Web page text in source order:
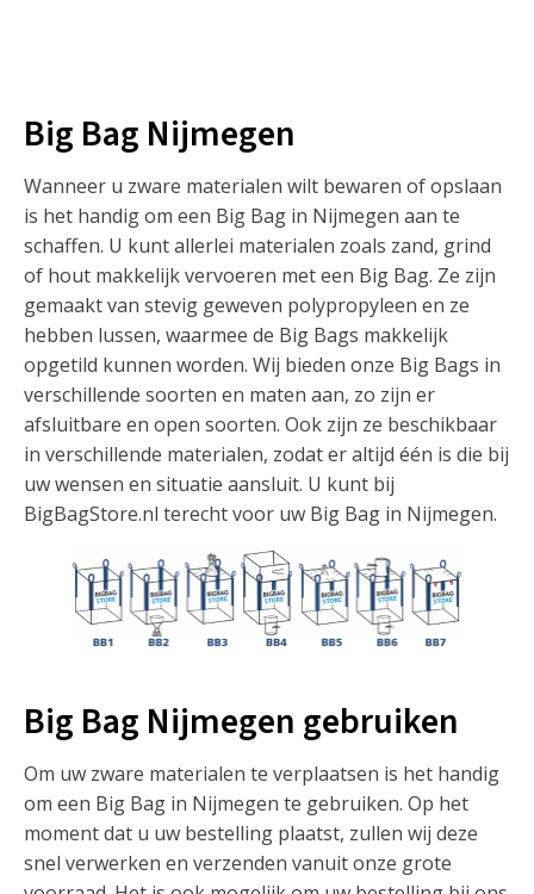
Big Bag Nijmegen
Wanneer u zware materialen wilt bewaren of opslaan
is het handig om een Big Bag in Nijmegen aan te
schaffen. U kunt allerlei materialen zoals zand, grind
of hout makkelijk vervoeren met een Big Bag. Ze zijn
gemaakt van stevig geweven polypropyleen en ze
hebben lussen, waarmee de Big Bags makkelijk
opgetild kunnen worden. Wij bieden onze Big Bags in
verschillende soorten en maten aan, zo zijn er
afsluitbare en open soorten. Ook zijn ze beschikbaar
in verschillende materialen, zodat er altijd één is die bij
uw wensen en situatie aansluit. U kunt bij
BigBagStore.nl terecht voor uw Big Bag in Nijmegen.
Big Bag Nijmegen gebruiken
Om uw zware materialen te verplaatsen is het handig
om een Big Bag in Nijmegen te gebruiken. Op het
moment dat u uw bestelling plaatst, zullen wij deze
snel verwerken en verzenden vanuit onze grote